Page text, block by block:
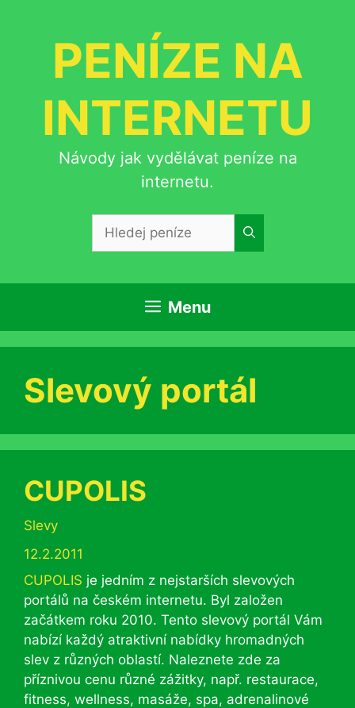
PENÍZE NA
INTERNETU
Návody jak vydělávat peníze na
internetu.
Menu
Slevový portál
CUPOLIS
Rubriky
Slevy
12.2.2011
CUPOLIS je jedním z nejstarších slevových
portálů na českém internetu. Byl založen
začátkem roku 2010. Tento slevový portál Vám
nabízí každý atraktivní nabídky hromadných
slev z různých oblastí. Naleznete zde za
příznivou cenu různé zážitky, např. restaurace,
fitness, wellness, masáže, spa, adrenalinové